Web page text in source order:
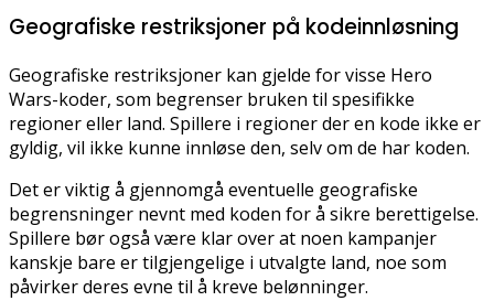
Geografiske restriksjoner på kodeinnløsning
Geografiske restriksjoner kan gjelde for visse Hero
Wars-koder, som begrenser bruken til spesifikke
regioner eller land. Spillere i regioner der en kode ikke er
gyldig, vil ikke kunne innløse den, selv om de har koden.
Det er viktig å gjennomgå eventuelle geografiske
begrensninger nevnt med koden for å sikre berettigelse.
Spillere bør også være klar over at noen kampanjer
kanskje bare er tilgjengelige i utvalgte land, noe som
påvirker deres evne til å kreve belønninger.